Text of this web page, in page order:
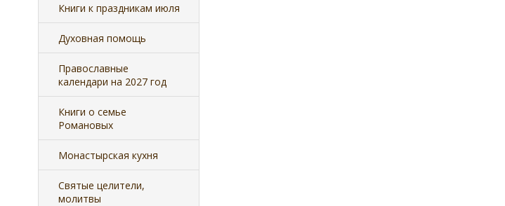
Книги к праздникам июля
Духовная помощь
Православные
календари на 2027 год
Книги о семье
Романовых
Монастырская кухня
Святые целители,
молитвы